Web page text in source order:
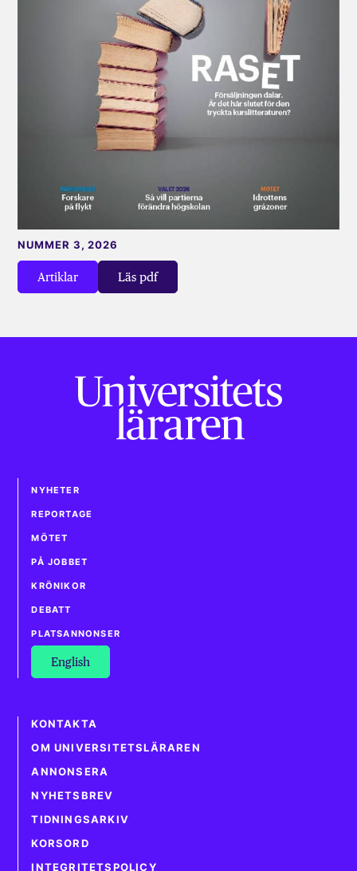
Artiklar Läs pdf
NUMMER 3, 2026
NYHETER
REPORTAGE
MÖTET
PÅ JOBBET
KRÖNIKOR
DEBATT
PLATSANNONSER
English
KONTAKTA
OM UNIVERSITETSLÄRAREN
ANNONSERA
NYHETSBREV
TIDNINGSARKIV
KORSORD
INTEGRITETSPOLICY